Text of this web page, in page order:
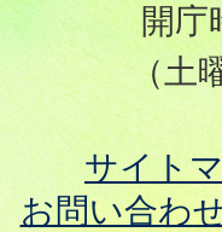
開庁
（土
サイト
お問い合わ